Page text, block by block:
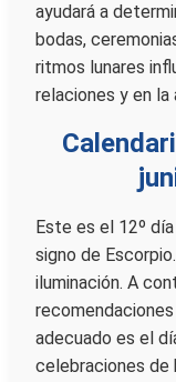
ayudará a
bodas,
ritmos lunares
relaciones y en
Este es el 12º
signo de
iluminación. A
adecuado es el
celebraciones de